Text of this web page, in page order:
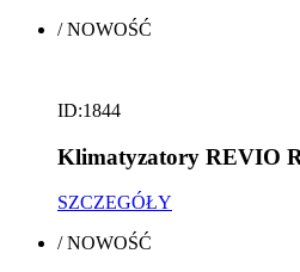
/NOWOŚĆ
ID:1844
Klimatyzatory REVIO
SZCZEGÓŁY
/NOWOŚĆ